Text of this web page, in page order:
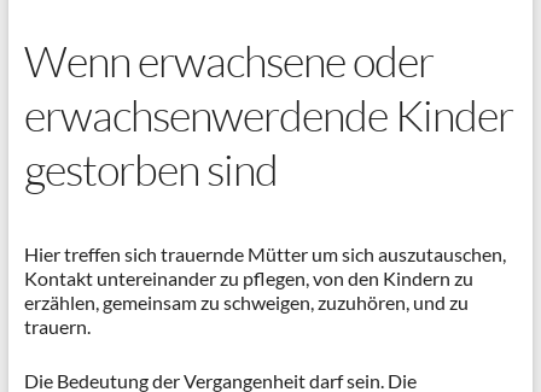
Wenn erwachsene oder
erwachsenwerdende Kinder
gestorben sind
Hier treffen sich trauernde Mütter um sich auszutauschen,
Kontakt untereinander zu pflegen, von den Kindern zu
erzählen, gemeinsam zu schweigen, zuzuhören, und zu
trauern.
Die Bedeutung der Vergangenheit darf sein. Die